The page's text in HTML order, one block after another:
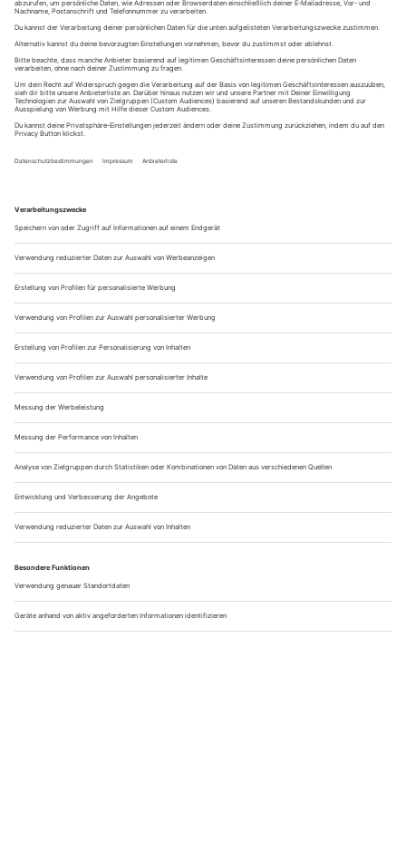
Genauso schön ist das Wandern am Bodensee– hier
verbringt man gut und gerne auch mal mit einemKurzurlaub
am Bodenseeeinige Tage am Stück, um das Drei-Länder-Eck
zu erkunden. Zwischen der Schweiz, Österreich und
Deutschland breitet sich das 536 km² große Gewässer aus,
welches – mit etwas Entfernung – von zahlreichen Gipfeln
Wenn du zusätzlich etwas unternehmen möchtest, kannst du
dir den Aufenthalt mit spannendenAktivitätenverschönern:
Von leckerenWeinprobenbis aufregenden
jeder genau das Richtige für sich!
Wer schon einmal im Süden des Freistaats ist, der sollte mal
ins Allgäu fahren. Die Allgäuer Alpen eignen sich mit ihren
sanft geschwungenen Hügeln, saftig grünen Almen und
markanten Gipfeln sowohl für seichte Touren als auch für
ambitionierte Bergwanderungen. Besonders schön sind
Wanderungen durch das Ostallgäu mit Blick aufs Schloss
Neuschwanstein oder Touren durch das malerische
Tannheimer Tal. Die Kombination aus Kultur, wie urige
Berghütten und traditionsreiche Dörfer, sowie die offene,
authentisch. Wer mehr als nur die Berge bezwingen will, kann
sich beimRaftenoder
betätigen. Durch seine abwechslungsreiche Landschaft ist
das Allgäu ein beliebtes Reiseziel für einen erholsamen